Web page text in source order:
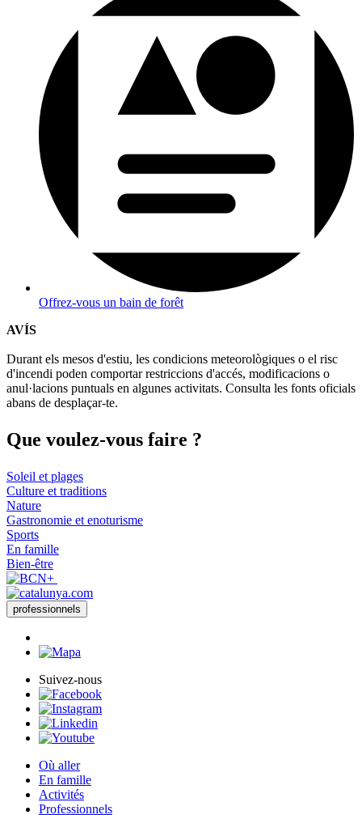
Offrez-vous un bain de forêt
AVÍS
Durant els mesos d'estiu, les condicions meteorològiques o el risc
d'incendi poden comportar restriccions d'accés, modificacions o
anul·lacions puntuals en algunes activitats. Consulta les fonts oficials
abans de desplaçar-te.
Que voulez-vous faire ?
Soleil et plages
Culture et traditions
Nature
Gastronomie et enoturisme
Sports
En famille
Bien-être
professionnels
Suivez-nous
Où aller
En famille
Activités
Professionnels